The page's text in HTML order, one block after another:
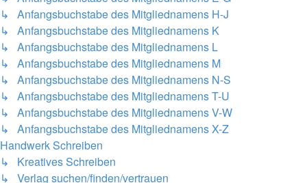
↳ Anfangsbuchstabe des Mitgliednamens H-J
↳ Anfangsbuchstabe des Mitgliednamens K
↳ Anfangsbuchstabe des Mitgliednamens L
↳ Anfangsbuchstabe des Mitgliednamens M
↳ Anfangsbuchstabe des Mitgliednamens N-S
↳ Anfangsbuchstabe des Mitgliednamens T-U
↳ Anfangsbuchstabe des Mitgliednamens V-W
↳ Anfangsbuchstabe des Mitgliednamens X-Z
Handwerk Schreiben
↳ Kreatives Schreiben
↳ Verlag suchen/finden/vertrauen